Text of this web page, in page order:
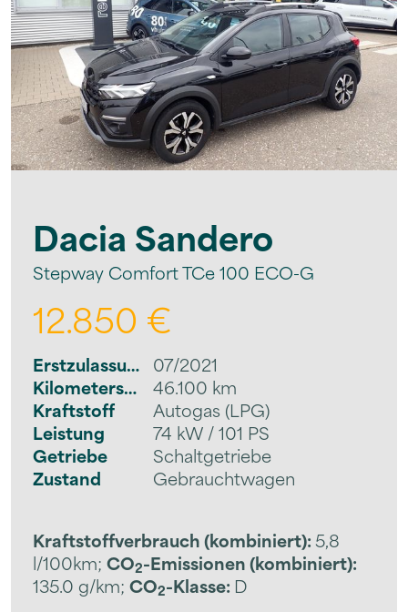
DaciaSandero
Stepway Comfort TCe 100 ECO-G
12.850 €
Erstzulassung 07/2021
Kilometerstand
46.100 km
Kraftstoff
Autogas (LPG)
Leistung
74 kW / 101 PS
Getriebe
Schaltgetriebe
Zustand
Gebrauchtwagen
Kraftstoffverbrauch (kombiniert): 5,8
l/100km; CO2-Emissionen (kombiniert):
135.0 g/km; CO2-Klasse: D